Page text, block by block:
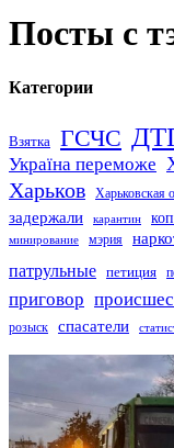
Посты с
Категории
Взятка ГСЧС
Україна переможе
Харьков Харьковская
задержали карантин
минирование мэрия
патрульные петиция
приговор
розыск
спасатели